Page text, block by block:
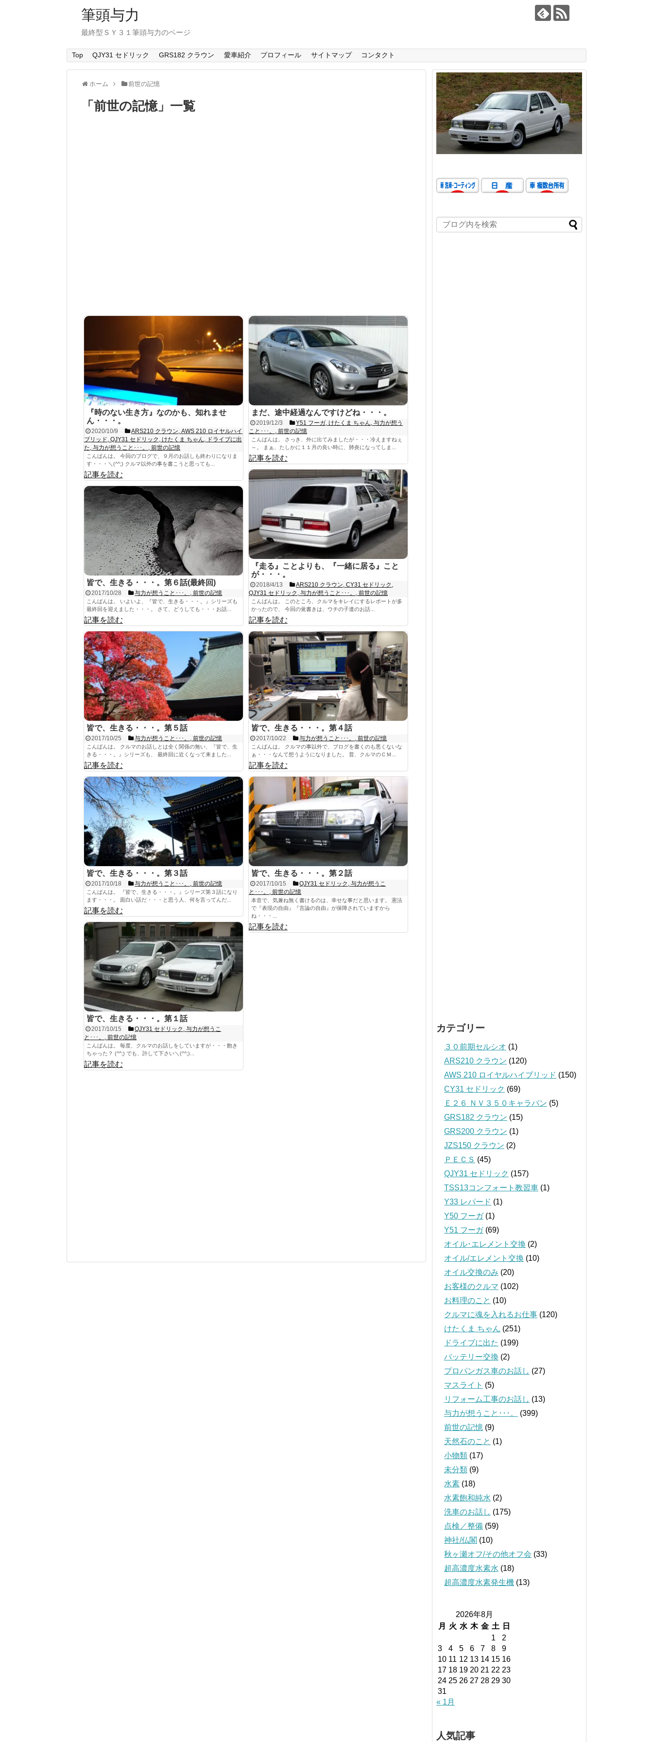
筆頭与力
最終型ＳＹ３１筆頭与力のページ
Top QJY31 セドリック GRS182 クラウン 愛車紹介 プロフィール サイトマップ コンタクト
ホーム 前世の記憶
「 前世の記憶」 一覧
『時のない生き方』なのかも、知れませ
ん・・・。
2020/10/9 ARS210 クラウン,AWS 210 ロイヤルハイ
ブリッド, QJY31 セドリック , けたくま ちゃん, ドライブに出
た, 与力が想うこと･･･。 , 前世の記憶
こんばんは。 今回のブログで、９月のお話しも終わりになりま
す・・・＼(^^;) クルマ以外の事を書こうと思っても...
記事を読む
まだ、途中経過なんですけどね・・・。
2019/12/3 Y51 フーガ, けたくま ちゃん,与力が想う
こと･･･。 , 前世の記憶
こんばんは。 さっき、外に出てみましたが・・・冷えますねぇ
～。 まぁ、たしかに１１月の良い時に、肺炎になってしま...
記事を読む
『走る』ことよりも、『一緒に居る』こと
が・・・。
2018/4/13 ARS210 クラウン,CY31 セドリック ,
QJY31 セドリック , 与力が想うこと･･･。 , 前世の記憶
こんばんは。 このところ、クルマをキレイにするレポートが多
かったので、 今回の覚書きは、ウチの子達のお話...
記事を読む
皆で、生きる・・・。第６話(最終回)
2017/10/28 与力が想うこと･･･。 ,前世の記憶
こんばんは。 いよいよ、『皆で、生きる・・・。』シリーズも
最終回を迎えました・・・。 さて、どうしても・・・お話...
記事を読む
皆で、生きる・・・。第５話
2017/10/25 与力が想うこと･･･。 ,前世の記憶
こんばんは。 クルマのお話しとは全く関係の無い、『皆で、生
きる・・・。』シリーズも、 最終回に近くなって来ました...
記事を読む
皆で、生きる・・・。第４話
2017/10/22 与力が想うこと･･･。 ,前世の記憶
こんばんは。 クルマの事以外で、ブログを書くのも悪くないな
ぁ・・・なんて想うようになりました。 昔、クルマのＣＭ...
記事を読む
皆で、生きる・・・。第３話
2017/10/18 与力が想うこと･･･。 ,前世の記憶
こんばんは。 『皆で、生きる・・・。』シリーズ第３話になり
ます・・・。 面白い話だ・・・と思う人、何を言ってんだ...
記事を読む
皆で、生きる・・・。第２話
2017/10/15 QJY31 セドリック ,与力が想うこ
と･･･。 , 前世の記憶
本音で、気兼ね無く書けるのは、幸せな事だと思います。 憲法
で『表現の自由』『言論の自由』が保障されていますから
ね・・・...
記事を読む
皆で、生きる・・・。第１話
2017/10/15 QJY31 セドリック ,与力が想うこ
と･･･。 , 前世の記憶
こんばんは。 毎度、クルマのお話しをしていますが・・・飽き
ちゃった？ (^^;) でも、許して下さい＼(^^;)...
記事を読む
カテゴリー
３０前期セルシオ (1)
ARS210 クラウン (120)
AWS 210 ロイヤルハイブリッド (150)
CY31 セドリック (69)
Ｅ２６ ＮＶ３５０キャラバン (5)
GRS182 クラウン (15)
GRS200 クラウン (1)
JZS150 クラウン (2)
ＰＥＣＳ (45)
QJY31 セドリック (157)
TSS13コンフォート教習車 (1)
Y33 レパード (1)
Y50 フーガ(1)
Y51 フーガ(69)
オイル･エレメント交換 (2)
オイル/エレメント交換 (10)
オイル交換のみ (20)
お客様のクルマ (102)
お料理のこと (10)
クルマに魂を入れるお仕事 (120)
けたくま ちゃん (251)
ドライブに出た (199)
バッテリー交換 (2)
プロパンガス車のお話し (27)
マスライト (5)
リフォーム工事のお話し (13)
与力が想うこと･･･。
(399)
前世の記憶 (9)
天然石のこと (1)
小物類 (17)
未分類 (9)
水素 (18)
水素飽和純水 (2)
洗車のお話し (175)
点検／整備 (59)
神社/仏閣 (10)
秋ヶ瀬オフ/その他オフ会 (33)
超高濃度水素水 (18)
超高濃度水素発生機 (13)
2026年8月
月
火 水 木 金 土
日
1
2
3
4 5 6 7 8
9
10 11 12 13 14 15 16
17 18 19 20 21 22 23
24 25 26 27 28 29 30
31
« 1月
人気記事